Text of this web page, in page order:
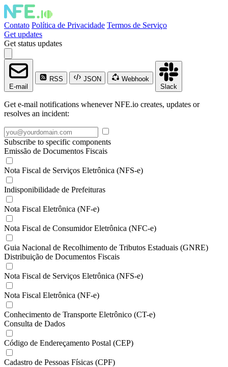
Contato Política de Privacidade Termos de Serviço
Get updates
Get status updates
E-mail
RSS JSON
Webhook
Slack
Get e-mail notifications whenever NFE.io creates, updates or
resolves an incident:
Subscribe to specific components
Emissão de Documentos Fiscais
Nota Fiscal de Serviços Eletrônica (NFS-e)
Indisponibilidade de Prefeituras
Nota Fiscal Eletrônica (NF-e)
Nota Fiscal de Consumidor Eletrônica (NFC-e)
Guia Nacional de Recolhimento de Tributos Estaduais (GNRE)
Distribuição de Documentos Fiscais
Nota Fiscal de Serviços Eletrônica (NFS-e)
Nota Fiscal Eletrônica (NF-e)
Conhecimento de Transporte Eletrônico (CT-e)
Consulta de Dados
Código de Endereçamento Postal (CEP)
Cadastro de Pessoas Físicas (CPF)